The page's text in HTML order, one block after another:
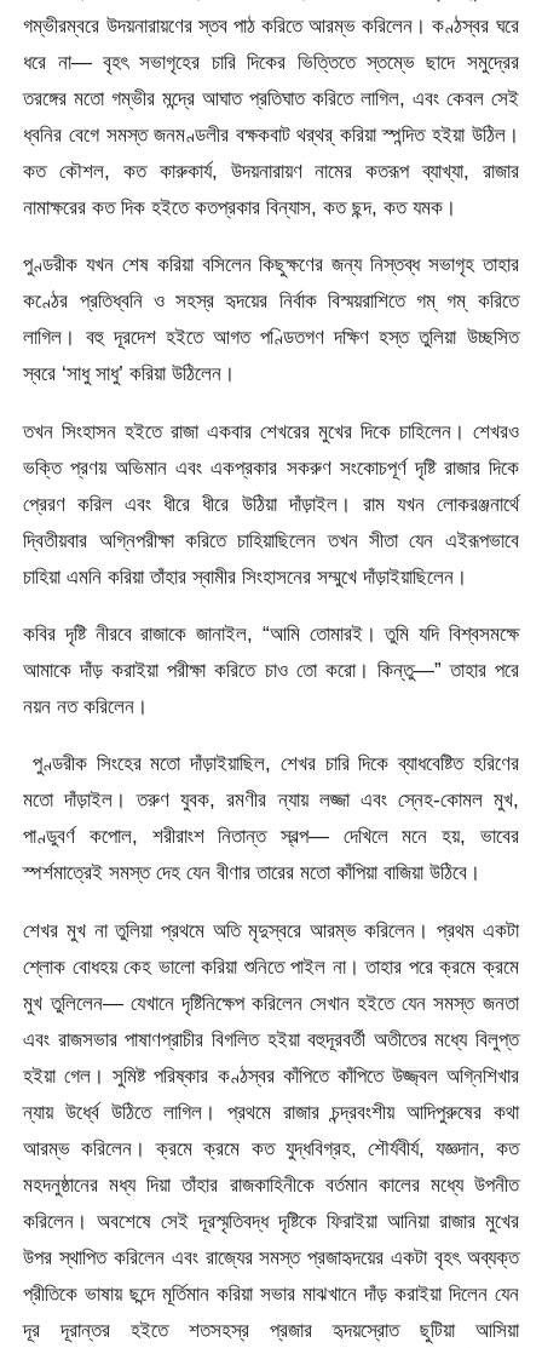
গম্ভীরম্বরে উদয়নারায়ণের স্তব পাঠ করিতে আরম্ভ করিলেন। কণ্ঠস্বর ঘরে
ধরে না— বৃহৎ সভাগৃহের চারি দিকের ভিত্তিতে স্তম্ভে ছাদে সমুদ্রের
তরঙ্গের মতো গম্ভীর মন্দ্রে আঘাত প্রতিঘাত করিতে লাগিল, এবং কেবল সেই
ধ্বনির বেগে সমস্ত জনমণ্ডলীর বক্ষকবাট থর্‌থর্‌ করিয়া স্পন্দিত হইয়া উঠিল।
কত কৌশল, কত কারুকার্য, উদয়নারায়ণ নামের কতরূপ ব্যাখ্যা, রাজার
নামাক্ষরের কত দিক হইতে কতপ্রকার বিন্যাস, কত ছন্দ, কত যমক।
পুণ্ডরীক যখন শেষ করিয়া বসিলেন কিছুক্ষণের জন্য নিস্তব্ধ সভাগৃহ তাহার
কণ্ঠের প্রতিধ্বনি ও সহস্র হৃদয়ের নির্বাক বিস্ময়রাশিতে গম্‌ গম্‌ করিতে
লাগিল। বহু দূরদেশ হইতে আগত পণ্ডিতগণ দক্ষিণ হস্ত তুলিয়া উচ্ছসিত
স্বরে ‘সাধু সাধু’ করিয়া উঠিলেন।
তখন সিংহাসন হইতে রাজা একবার শেখরের মুখের দিকে চাহিলেন। শেখরও
ভক্তি প্রণয় অভিমান এবং একপ্রকার সকরুণ সংকোচপূর্ণ দৃষ্টি রাজার দিকে
প্রেরণ করিল এবং ধীরে ধীরে উঠিয়া দাঁড়াইল। রাম যখন লােকরঞ্জনার্থে
দ্বিতীয়বার অগ্নিপরীক্ষা করিতে চাহিয়াছিলেন তখন সীতা যেন এইরূপভাবে
চাহিয়া এমনি করিয়া তাঁহার স্বামীর সিংহাসনের সম্মুখে দাঁড়াইয়াছিলেন।
কবির দৃষ্টি নীরবে রাজাকে জানাইল, “আমি তােমারই। তুমি যদি বিশ্বসমক্ষে
আমাকে দাঁড় করাইয়া পরীক্ষা করিতে চাও তো করাে। কিন্তু—” তাহার পরে
নয়ন নত করিলেন।
পুণ্ডরীক সিংহের মতাে দাঁড়াইয়াছিল, শেখর চারি দিকে ব্যাধবেষ্টিত হরিণের
মতাে দাঁড়াইল। তরুণ যুবক, রমণীর ন্যায় লজ্জা এবং স্নেহ-কোমল মুখ,
পাণ্ডুবর্ণ কপােল, শরীরাংশ নিতান্ত স্বল্প— দেখিলে মনে হয়, ভাবের
স্পর্শমাত্রেই সমস্ত দেহ যেন বীণার তারের মতাে কাঁপিয়া বাজিয়া উঠিবে।
শেখর মুখ না তুলিয়া প্রথমে অতি মৃদুস্বরে আরম্ভ করিলেন। প্রথম একটা
শ্লোক বােধহয় কেহ ভালাে করিয়া শুনিতে পাইল না। তাহার পরে ক্রমে ক্রমে
মুখ তুলিলেন— যেখানে দৃষ্টিনিক্ষেপ করিলেন সেখান হইতে যেন সমস্ত জনতা
এবং রাজসভার পাষাণপ্রাচীর বিগলিত হইয়া বহুদূরবর্তী অতীতের মধ্যে বিলুপ্ত
হইয়া গেল। সুমিষ্ট পরিষ্কার কণ্ঠস্বর কাঁপিতে কাঁপিতে উজ্জ্বল অগ্নিশিখার
ন্যায় উর্ধ্বে উঠিতে লাগিল। প্রথমে রাজার চন্দ্রবংশীয় আদিপুরুষের কথা
আরম্ভ করিলেন। ক্রমে ক্রমে কত যুদ্ধবিগ্রহ, শৌর্যবীর্য, যজ্ঞদান, কত
মহদনুষ্ঠানের মধ্য দিয়া তাঁহার রাজকাহিনীকে বর্তমান কালের মধ্যে উপনীত
করিলেন। অবশেষে সেই দূরস্মৃতিবদ্ধ দৃষ্টিকে ফিরাইয়া আনিয়া রাজার মুখের
উপর স্থাপিত করিলেন এবং রাজ্যের সমস্ত প্রজাহৃদয়ের একটা বৃহৎ অব্যক্ত
প্রীতিকে ভাষায় ছন্দে মূর্তিমান করিয়া সভার মাঝখানে দাঁড় করাইয়া দিলেন যেন
দূর দূরান্তর হইতে শতসহস্র প্রজার হৃদয়স্রোত ছুটিয়া আসিয়া